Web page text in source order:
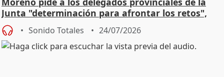
Junta "determinación para afrontar los retos",
diálog
Sonido Totales 24/07/2026